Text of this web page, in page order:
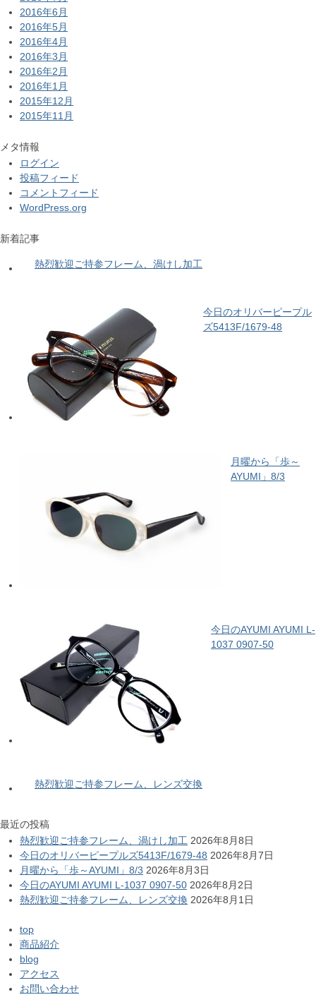
2016年6月
2016年5月
2016年4月
2016年3月
2016年2月
2016年1月
2015年12月
2015年11月
メタ情報
ログイン
投稿フィード
コメントフィード
WordPress.org
新着記事
熱烈歓迎ご持参フレーム、渦けし加工
今日のオリバーピープル
ズ5413F/1679-48
月曜から「歩～
AYUMI」8/3
今日のAYUMI AYUMI L-
1037 0907-50
熱烈歓迎ご持参フレーム、レンズ交換
最近の投稿
熱烈歓迎ご持参フレーム、渦けし加工 2026年8月8日
今日のオリバーピープルズ5413F/1679-48 2026年8月7日
月曜から「歩～AYUMI」8/3 2026年8月3日
今日のAYUMI AYUMI L-1037 0907-50 2026年8月2日
熱烈歓迎ご持参フレーム、レンズ交換 2026年8月1日
top
商品紹介
blog
アクセス
お問い合わせ